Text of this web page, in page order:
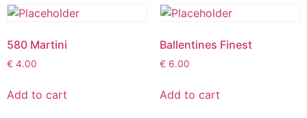
580 Martini
€ 4.00
Add to cart
Ballentines Finest
€ 6.00
Add to cart